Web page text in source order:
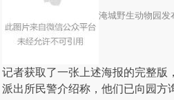
淹城野生动物园发
记者获取了一张上述海报的完整版
派出所民警介绍称，他们已向园方